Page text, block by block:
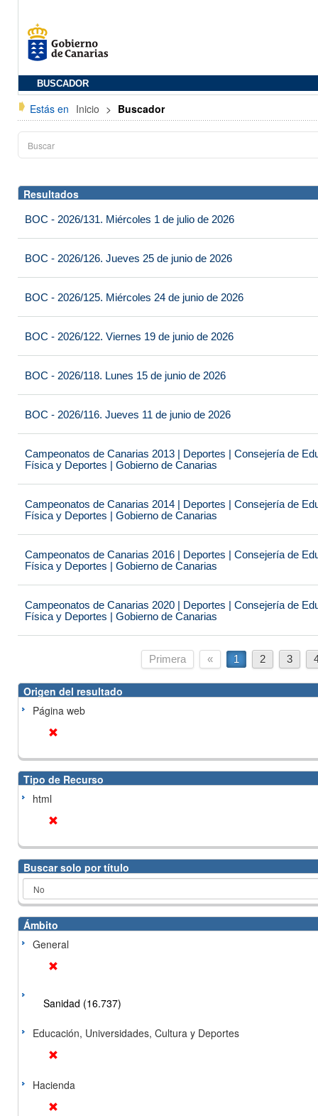
BUSCADOR
Estás en Inicio > Buscador
Resultados
BOC - 2026/131. Miércoles 1 de julio de 2026
BOC - 2026/126. Jueves 25 de junio de 2026
BOC - 2026/125. Miércoles 24 de junio de 2026
BOC - 2026/122. Viernes 19 de junio de 2026
BOC - 2026/118. Lunes 15 de junio de 2026
BOC - 2026/116. Jueves 11 de junio de 2026
Campeonatos de Canarias 2013 | Deportes | Consejería de
Física y Deportes | Gobierno de Canarias
Campeonatos de Canarias 2014 | Deportes | Consejería de
Física y Deportes | Gobierno de Canarias
Campeonatos de Canarias 2016 | Deportes | Consejería de
Física y Deportes | Gobierno de Canarias
Campeonatos de Canarias 2020 | Deportes | Consejería de
Física y Deportes | Gobierno de Canarias
Primera « 1 2 3
Origen del resultado
Página web
Tipo de Recurso
html
Buscar solo por título
Ámbito
General
Sanidad (16.737)
Educación, Universidades, Cultura y Deportes
Hacienda